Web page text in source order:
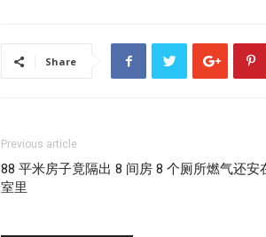
Share
Previous article
88 平米房子竟隔出 8 间房 8 个厕所燃气还安
室里